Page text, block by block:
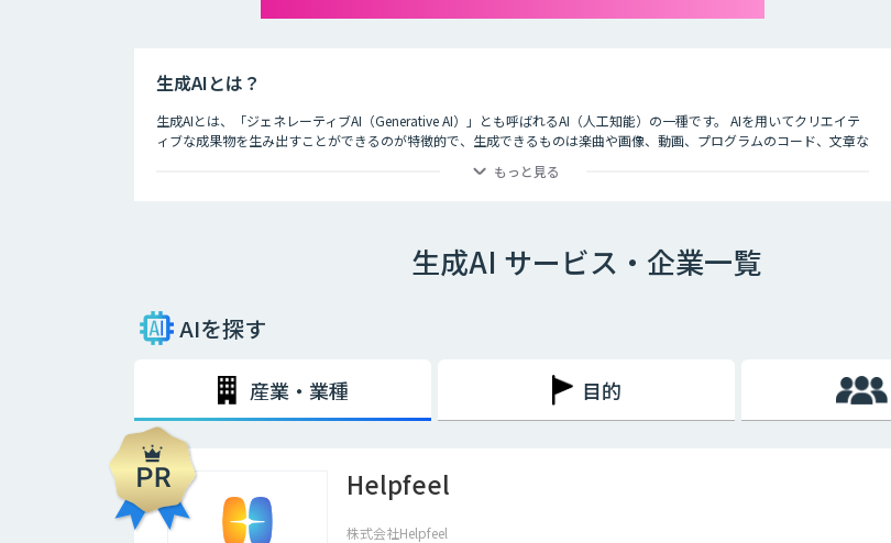
生成AIとは？
生成AIとは、「ジェネレーティブAI（Generative AI）」とも呼ばれるAI（人工知能）の一種です。 AIを用いてクリエイテ
ィブな成果物を生み出すことができるのが特徴的で、生成できるものは楽曲や画像、動画、プログラムのコード、文章な
もっと見る
生成AI サービス・企業一覧
AIを探す
産業・業種 目的
Helpfeel
株式会社Helpfeel